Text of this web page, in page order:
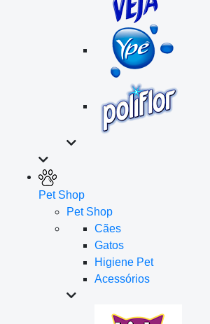
Pet Shop
Pet Shop
Cães
Gatos
Higiene Pet
Acessórios